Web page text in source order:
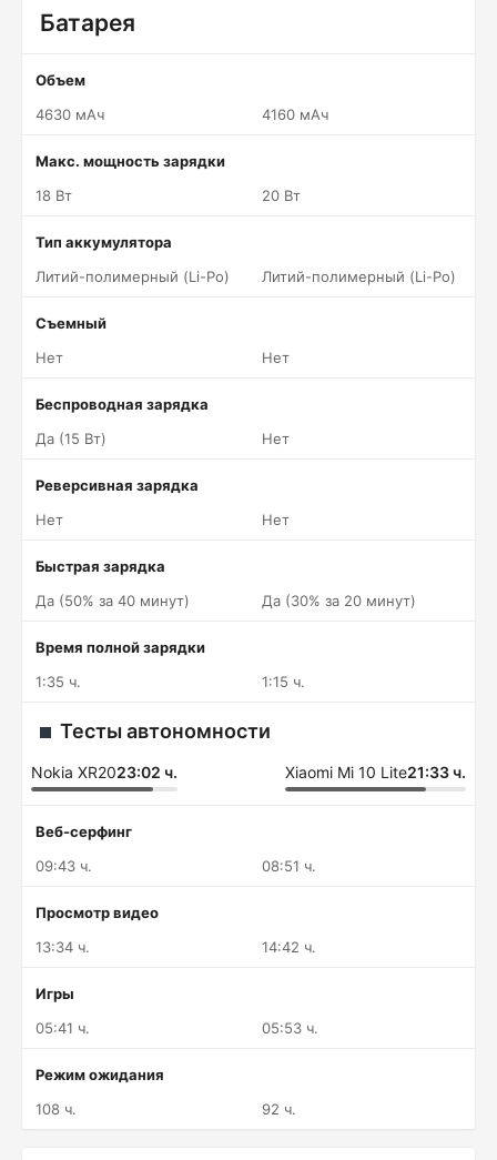
Батарея
Объем
4630 мАч
4160 мАч
Макс. мощность зарядки
18 Вт
20 Вт
Тип аккумулятора
Литий-полимерный (Li-Po)
Литий-полимерный (Li-Po)
Съемный
Нет
Нет
Беспроводная зарядка
Да (15 Вт)
Нет
Реверсивная зарядка
Нет
Нет
Быстрая зарядка
Да (50% за 40 минут)
Да (30% за 20 минут)
Время полной зарядки
1:35 ч.
1:15 ч.
Тесты автономности
Nokia XR2023:02 ч. Xiaomi Mi 10 Lite21:33 ч.
Веб-серфинг
09:43 ч.
08:51 ч.
Просмотр видео
13:34 ч.
14:42 ч.
Игры
05:41 ч.
05:53 ч.
Режим ожидания
108 ч.
92 ч.